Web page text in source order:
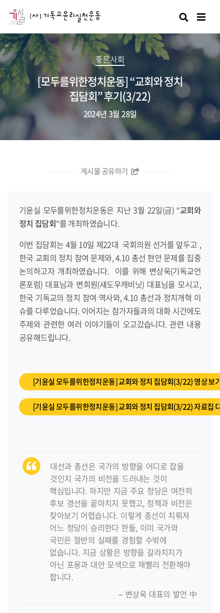
검색
좋은사회
[모두를위한정치운동] “교회와 정치
집담회” 후기(3/22)
2024년 3월 28일
게시물 공유하기
기윤실 모두를위한정치운동은 지난 3월 22일(금) “교회와
정치 집담회“를 개최하였습니다.
이번 집담회는 4월 10일 제22대 국회의원 선거를 앞두고 ,
한국 교회의 정치 참여 문제와, 4.10 총선 현안 문제를 집중
논의하고자 개최하였습니다. 이를 위해 변상욱(기독교언
론포럼) 대표님과 변희원(섀도우캐비닛) 대표님을 모시고,
한국 기독교의 정치 참여 역사와, 4.10 총선과 정치개혁 이
슈를 다루었습니다. 이어지는 참가자들과의 대화 시간에도
주제와 관련한 여러 이야기들이 오고갔습니다. 관련 내용
공유해드립니다.
[기윤실 모두를위한정치운동] 교회와 정치 집담회(3/22) 영상 보
[기윤실 모두를위한정치운동] 교회와 정치 집담회(3/22) 자료집
대선과 총선은 국가의 방향을 어디로 잡을
것인지 국가의 비전을 드러내는 것이
핵심입니다. 하지만 지금 주요 정당은 여전히
후보 경선을 끝마치지 못했고, 정책과 비전은
찾아보기 어렵습니다. 이렇게 총선이 치뤄져
어느 정당이 승리한다 한들, 이미 국가와
국민은 절반의 실패를 경험할 수밖에
없습니다. 지금 상황은 방향을 갈라치지가
아닌 포용과 대안 모색으로 재빨리 전환해야
합니다.
– 변상욱 대표의 발언 中